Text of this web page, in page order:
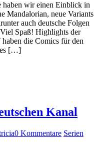
haben wir einen Einblick in
Mandalorian, neue Variants
auch deutsche Folgen
Spaß! Highlights der
die Comics für den
es […]
Kanal
0 Kommentare Serien